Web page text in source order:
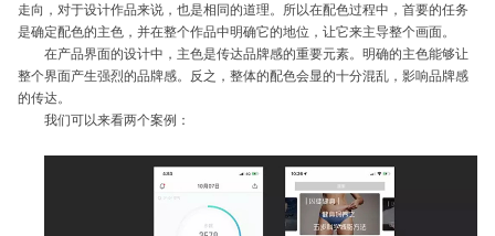
走向，对于设计作品来说，也是相同的道理。所以在配色过程中，首要的任务
是确定配色的主色，并在整个作品中明确它的地位，让它来主导整个画面。
在产品界面的设计中，主色是传达品牌感的重要元素。明确的主色能够让
整个界面产生强烈的品牌感。反之，整体的配色会显的十分混乱，影响品牌感
的传达。
我们可以来看两个案例：